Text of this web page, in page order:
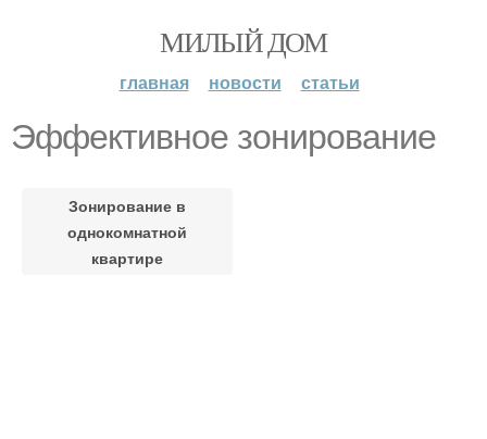
МИЛЫЙ ДОМ
главная новости статьи
Эффективное зонирование
Зонирование в
однокомнатной
квартире